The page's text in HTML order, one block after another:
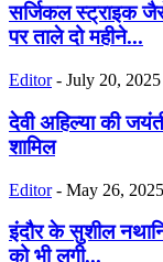
सर्जिकल स्ट्राइक
पर ताले दो महीने...
Editor - July 20, 2025
देवी अहिल्या की
शामिल
Editor - May 26, 2025
इंदौर के सुशील
को भी लगी...